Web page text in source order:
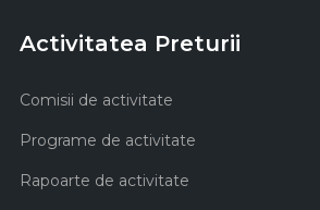
Activitatea Preturii
Comisii de activitate
Programe de activitate
Rapoarte de activitate